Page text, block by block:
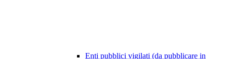
Enti pubblici vigilati (da pubblicare in